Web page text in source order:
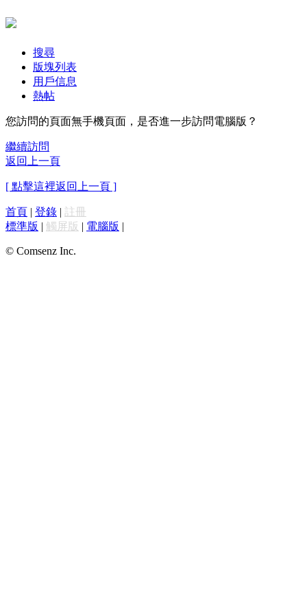
搜尋
版塊列表
用戶信息
熱帖
您訪問的頁面無手機頁面，是否進一步訪問電腦版？
繼續訪問
返回上一頁
[ 點擊這裡返回上一頁 ]
首頁 | 登錄 | 註冊
標準版 | 觸屏版 | 電腦版 |
© Comsenz Inc.